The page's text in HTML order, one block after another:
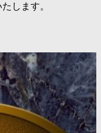
します。